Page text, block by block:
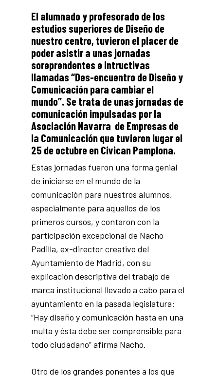
El alumnado y profesorado de los
estudios superiores de Diseño de
nuestro centro, tuvieron el placer de
poder asistir a unas jornadas
soreprendentes e intructivas
llamadas “Des-encuentro de Diseño y
Comunicación para cambiar el
mundo”. Se trata de unas jornadas de
comunicación impulsadas por la
Asociación Navarra de Empresas de
la Comunicación que tuvieron lugar el
25 de octubre en Civican Pamplona.
Estas jornadas fueron una forma genial
de iniciarse en el mundo de la
comunicación para nuestros alumnos,
especialmente para aquellos de los
primeros cursos, y contaron con la
participación excepcional de Nacho
Padilla, ex-director creativo del
Ayuntamiento de Madrid, con su
explicación descriptiva del trabajo de
marca institucional llevado a cabo para el
ayuntamiento en la pasada legislatura:
“Hay diseño y comunicación hasta en una
multa y ésta debe ser comprensible para
todo ciudadano” afirma Nacho.
Otro de los grandes ponentes a los que